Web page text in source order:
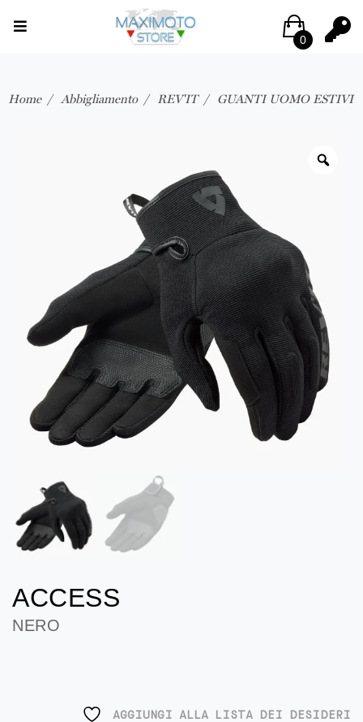
0
Home Abbigliamento REV'IT GUANTI UOMO ESTIVI
ACCESS
NERO
AGGIUNGI ALLA LISTA DEI DESIDERI